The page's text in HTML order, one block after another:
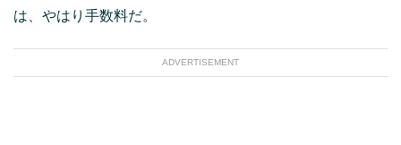
は、やはり手数料だ。
ADVERTISEMENT